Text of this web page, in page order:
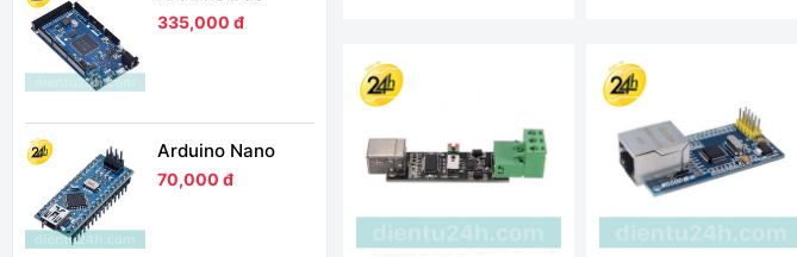
335,000 đ
Arduino Nano
70,000 đ